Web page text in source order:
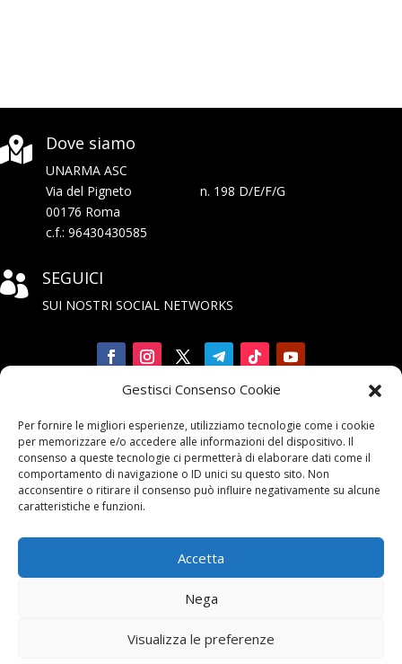
Gestisci Consenso Cookie
Per fornire le migliori esperienze, utilizziamo tecnologie come i cookie
per memorizzare e/o accedere alle informazioni del dispositivo. Il
consenso a queste tecnologie ci permetterà di elaborare dati come il
comportamento di navigazione o ID unici su questo sito. Non
acconsentire o ritirare il consenso può influire negativamente su alcune
caratteristiche e funzioni.
Accetta
Nega
Visualizza le preferenze
 Dove siamo
UNARMA ASC
Via del Pigneto n. 198 D/E/F/G
00176 Roma
c.f.: 96430430585
 SEGUICI
SUI NOSTRI SOCIAL NETWORKS

alla Newsletter
unarmaasc@pec.it